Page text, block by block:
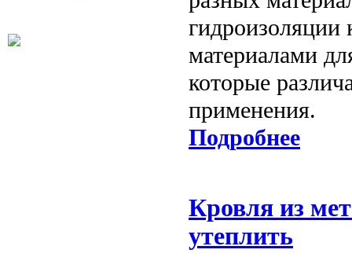
материалами
которые
применения.
Подробнее
Кровля из
утеплить